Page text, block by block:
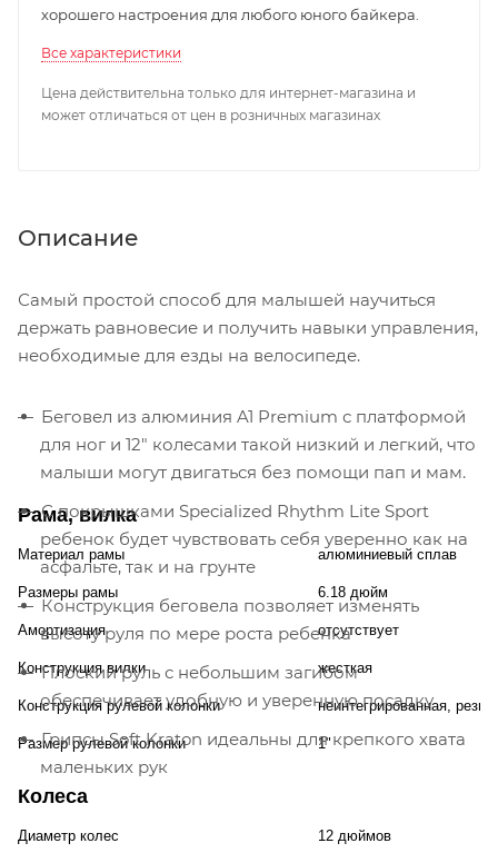
хорошего настроения для любого юного байкера.
Все характеристики
Цена действительна только для интернет-магазина и
может отличаться от цен в розничных магазинах
Описание
Самый простой способ для малышей научиться
держать равновесие и получить навыки управления,
необходимые для езды на велосипеде.
Беговел из алюминия A1 Premium с платформой
для ног и 12" колесами такой низкий и легкий, что
малыши могут двигаться без помощи пап и мам.
С покрышками Specialized Rhythm Lite Sport
ребенок будет чувствовать себя уверенно как на
асфальте, так и на грунте
Конструкция беговела позволяет изменять
высоту руля по мере роста ребенка
Плоский руль с небольшим загибом
обеспечивает удобную и уверенную посадку
Грипсы Soft Kraton идеальны для крепкого хвата
маленьких рук
Рама, вилка
Материал рамы алюминиевый сплав
Размеры рамы 6.18 дюйм
Амортизация отсутствует
Конструкция вилки жесткая
Конструкция рулевой колонки неинтегрированная,
Размер рулевой колонки 1"
Колеса
Диаметр колес 12 дюймов